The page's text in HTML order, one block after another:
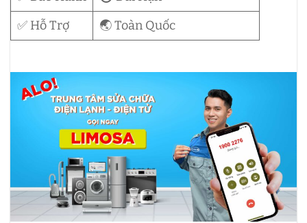
✅ Hỗ Trợ
🌏 Toàn Quốc